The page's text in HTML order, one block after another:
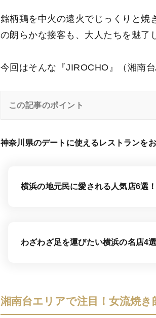
銘柄鶏を中火の遠火でじっくりと焼
の朗らかな接客も、大人たちを魅了
今回はそんな『JIROCHO』（湘南
この記事のポイント
神奈川県のデートに使えるレストランを
横浜の地元民に愛される人気店6選
わざわざ足を運びたい横浜の名店4
湘南台エリアで注目！女流焼